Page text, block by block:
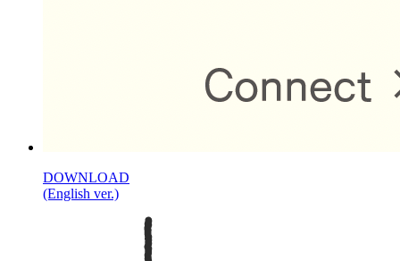
DOWNLOAD
(English ver.)